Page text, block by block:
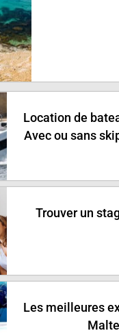
Location de
Avec ou sans
Trouver un
Les meilleures
Malte